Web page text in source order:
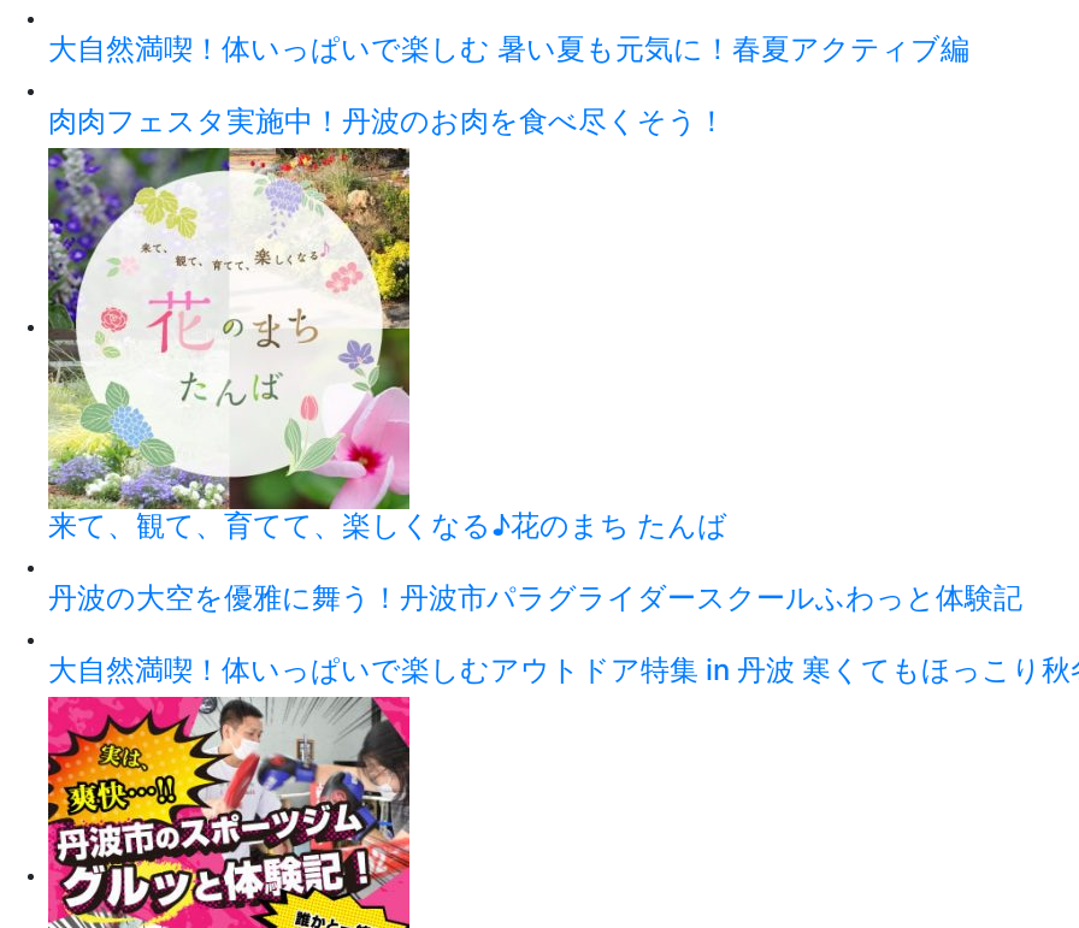
大自然満喫！体いっぱいで楽しむ 暑い夏も元気に！春夏アクティブ編
肉肉フェスタ実施中！丹波のお肉を食べ尽くそう！
来て、観て、育てて、楽しくなる♪花のまち たんば
丹波の大空を優雅に舞う！丹波市パラグライダースクールふわっと体験記
大自然満喫！体いっぱいで楽しむアウトドア特集 in 丹波 寒くてもほっこり秋